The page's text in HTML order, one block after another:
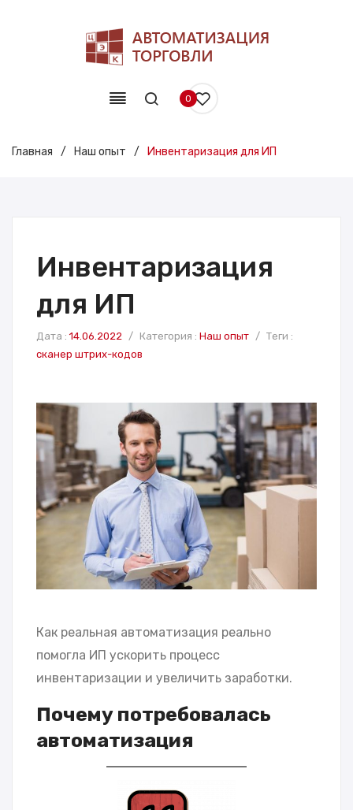
0
Главная / Наш опыт / Инвентаризация для ИП
Инвентаризация
для ИП
Дата : 14.06.2022 / Категория : Наш опыт / Теги :
сканер штрих-кодов
Как реальная автоматизация реально
помогла ИП ускорить процесс
инвентаризации и увеличить заработки.
Почему потребовалась
автоматизация